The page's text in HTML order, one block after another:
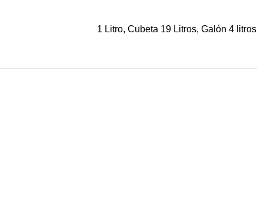
1 Litro, Cubeta 19 Litros, Galón 4 litros